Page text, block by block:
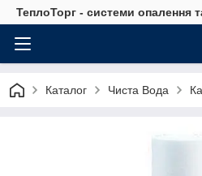
ТеплоТорг - системи опалення
Каталог Чиста Вода